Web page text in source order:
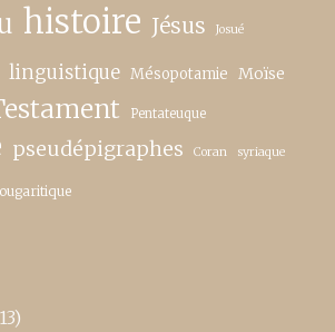
histoire Jésus Josué
linguistique Mésopotamie Moïse
Pentateuque
pseudépigraphes Coran syriaque
ougaritique